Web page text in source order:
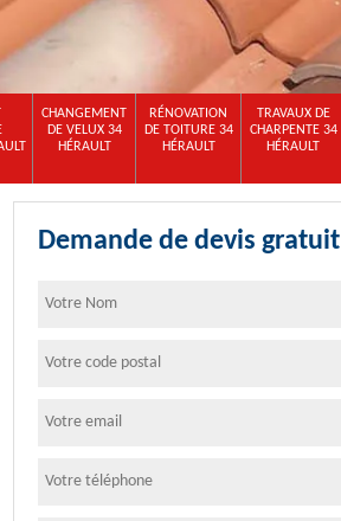
CHANGEMENT
DE VELUX 34
HÉRAULT
RÉNOVATION
DE TOITURE 34
HÉRAULT
TRAVAUX DE
CHARPENTE 34
HÉRAULT
Demande de devis gratuit